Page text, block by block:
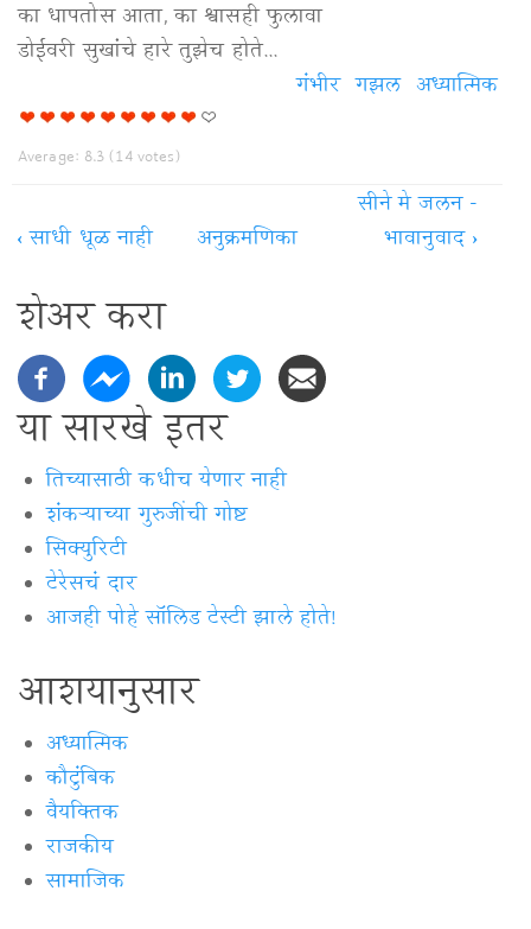
का धापतोस आता, का श्वासही फुलावा
डोईवरी सुखांचे हारे तुझेच होते...
अध्यात्मिक
गझल
गंभीर
Average: 8.3 (14votes)
‹साधी धूळ नाही अनुक्रमणिका
सीने मे जलन -
भावानुवाद ›
शेअर करा
या सारखे इतर
तिच्यासाठी कधीच येणार नाही
शंकऱ्याच्या गुरुजींची गोष्ट
सिक्युरिटी
टेरेसचं दार
आजही पोहे सॉलिड टेस्टी झाले होते!
आशयानुसार
अध्यात्मिक
कौटुंबिक
वैयक्‍तिक
राजकीय
सामाजिक